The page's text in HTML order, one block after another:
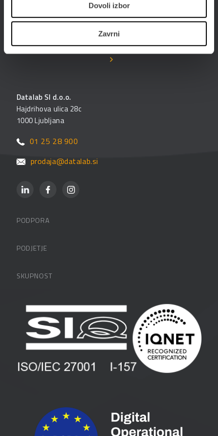
Dovoli izbor
Zavrni
poslujte elektronsko. Digitalizirajte poslovanje s
PANTHEON-om in storitvami ePoslovanja.
Datalab SI d.o.o.
Hajdrihova ulica 28c
1000 Ljubljana
01 25 28 900
prodaja@datalab.si
PODPORA
FAQ – pogosta vprašanja
PODJETJE
Zaposlitev
Vlagatelji
Pogoji in pogodbe
SKUPNOST
Blog
Spletni seminarji